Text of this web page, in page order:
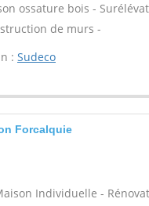
ossature bois -
de murs -
: Sudeco
Forcalquie
Individuelle -